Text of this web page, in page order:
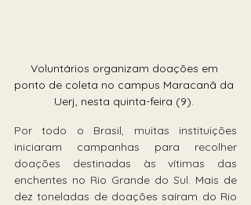
Voluntários organizam doações em
ponto de coleta no campus Maracanã da
Uerj, nesta quinta-feira (9).
Por todo o Brasil, muitas instituições
iniciaram campanhas para recolher
doações destinadas às vítimas das
enchentes no Rio Grande do Sul. Mais de
dez toneladas de doações saíram do Rio